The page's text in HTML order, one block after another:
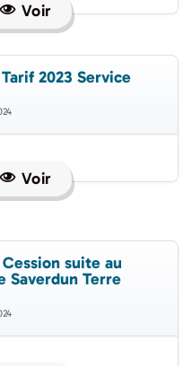
Voir
2023 Service
Voir
suite au
Saverdun Terre